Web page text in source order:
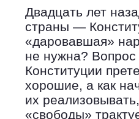
Двадцать лет
страны —
«даровавшая»
не нужна?
Конституции
хорошие, а как
их
«свободы»